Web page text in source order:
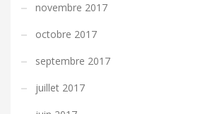
novembre 2017
octobre 2017
septembre 2017
juillet 2017